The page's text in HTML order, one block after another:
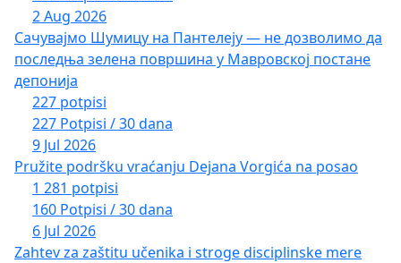
2 Aug 2026
Сачувајмо Шумицу на Пантелеју — не дозволимо да
последња зелена површина у Мавровској постане
депонија
227 potpisi
227 Potpisi / 30 dana
9 Jul 2026
Pružite podršku vraćanju Dejana Vorgića na posao
1 281 potpisi
160 Potpisi / 30 dana
6 Jul 2026
Zahtev za zaštitu učenika i stroge disciplinske mere